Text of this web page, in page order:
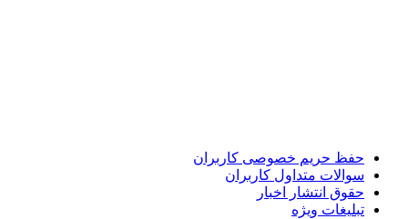
حفظ حریم خصوصی کاربران
سوالات متداول کاربران
حقوق انتشار اخبار
تبلیغات ویژه